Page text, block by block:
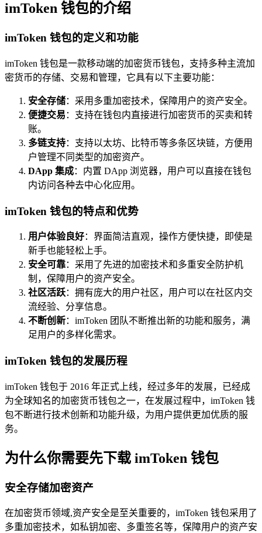
imToken 钱包的介绍
imToken 钱包的定义和功能
imToken 钱包是一款移动端的加密货币钱包，支持多种主流加
密货币的存储、交易和管理，它具有以下主要功能：
安全存储：采用多重加密技术，保障用户的资产安全。
便捷交易 ：支持在钱包内直接进行加密货币的买卖和转
账。
多链支持：支持以太坊、比特币等多条区块链，方便用
户管理不同类型的加密资产。
DApp 集成：内置 DApp 浏览器，用户可以直接在钱包
内访问各种去中心化应用。
imToken 钱包的特点和优势
用户体验良好：界面简洁直观，操作方便快捷，即使是
新手也能轻松上手。
安全可靠：采用了先进的加密技术和多重安全防护机
制，保障用户的资产安全。
社区活跃：拥有庞大的用户社区，用户可以在社区内交
流经验、分享信息。
不断创新：imToken 团队不断推出新的功能和服务，满
足用户的多样化需求。
imToken 钱包的发展历程
imToken 钱包于 2016 年正式上线，经过多年的发展，已经成
为全球知名的加密货币钱包之一，在发展过程中，imToken 钱
包不断进行技术创新和功能升级，为用户提供更加优质的服
务。
为什么你需要先下载 imToken 钱包
安全存储加密资产
在加密货币领域,资产安全是至关重要的，imToken 钱包采用了
多重加密技术，如私钥加密、多重签名等，保障用户的资产安